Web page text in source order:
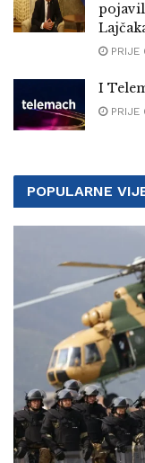
PRIJE
I
PRIJE
POPULARNE